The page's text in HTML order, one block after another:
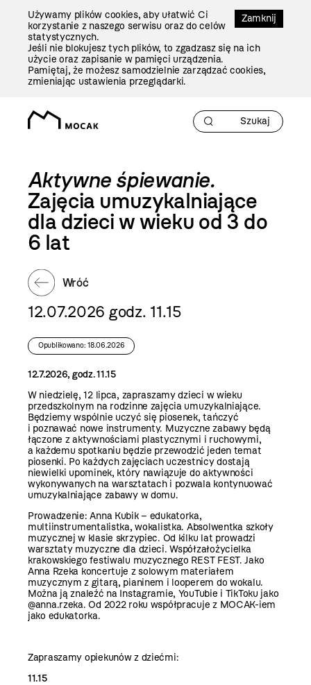
Zamknij
Używamy plików cookies, aby ułatwić Ci
korzystanie z naszego serwisu oraz do celów
statystycznych.
Jeśli nie blokujesz tych plików, to zgadzasz się na ich
użycie oraz zapisanie w pamięci urządzenia.
Pamiętaj, że możesz samodzielnie zarządzać cookies,
zmieniając ustawienia przeglądarki.
Aktywne śpiewanie.
Zajęcia umuzykalniające
dla dzieci w wieku od 3 do
6 lat
Wróć
12.07.2026 godz. 11.15
Opublikowano: 18.06.2026
12.7.2026, godz. 11.15
W niedzielę, 12 lipca, zapraszamy dzieci w wieku
przedszkolnym na rodzinne zajęcia umuzykalniające.
Będziemy wspólnie uczyć się piosenek, tańczyć
i poznawać nowe instrumenty. Muzyczne zabawy będą
łączone z aktywnościami plastycznymi i ruchowymi,
a każdemu spotkaniu będzie przewodzić jeden temat
piosenki. Po każdych zajęciach uczestnicy dostają
niewielki upominek, który nawiązuje do aktywności
wykonywanych na warsztatach i pozwala kontynuować
umuzykalniające zabawy w domu.
Prowadzenie: Anna Kubik – edukatorka,
multiinstrumentalistka, wokalistka. Absolwentka szkoły
muzycznej w klasie skrzypiec. Od kilku lat prowadzi
warsztaty muzyczne dla dzieci. Współzałożycielka
krakowskiego festiwalu muzycznego REST FEST. Jako
Anna Rzeka koncertuje z solowym materiałem
muzycznym z gitarą, pianinem i looperem do wokalu.
Można ją znaleźć na Instagramie, YouTubie i TikToku jako
@anna.rzeka. Od 2022 roku współpracuje z MOCAK-iem
jako edukatorka.
Zapraszamy opiekunów z dziećmi:
11.15